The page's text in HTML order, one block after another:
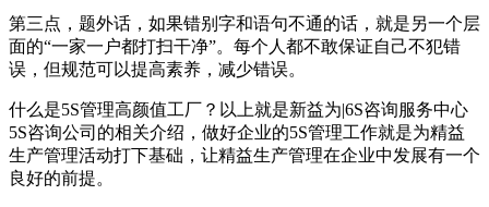
第三点，题外话，如果错别字和语句不通的话，就是另一个层
面的“一家一户都打扫干净”。每个人都不敢保证自己不犯错
误，但规范可以提高素养，减少错误。
什么是5S管理高颜值工厂？以上就是新益为|6S咨询服务中心
5S咨询公司的相关介绍，做好企业的5S管理工作就是为精益
生产管理活动打下基础，让精益生产管理在企业中发展有一个
良好的前提。